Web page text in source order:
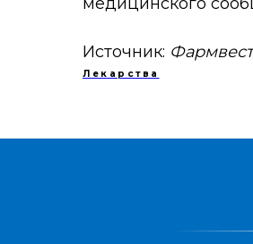
Источник:
Лекарства